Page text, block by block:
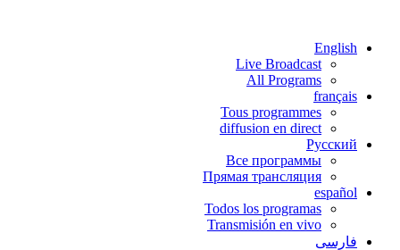
English
Live Broadcast
All Programs
français
Tous programmes
diffusion en direct
Русский
Все программы
Прямая трансляция
español
Todos los programas
Transmisión en vivo
فارسی